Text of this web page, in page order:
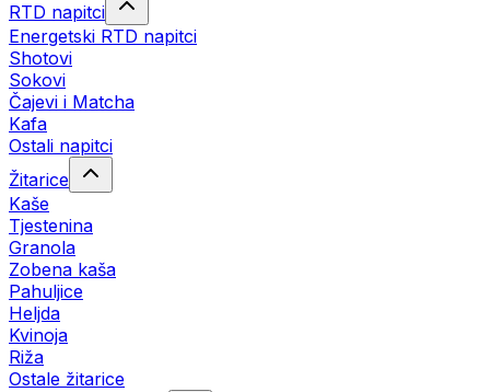
RTD napitci
Energetski RTD napitci
Shotovi
Sokovi
Čajevi i Matcha
Kafa
Ostali napitci
Žitarice
Kaše
Tjestenina
Granola
Zobena kaša
Pahuljice
Heljda
Kvinoja
Riža
Ostale žitarice